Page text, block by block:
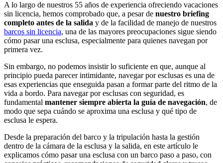
A lo largo de nuestros 55 años de experiencia ofreciendo vacaciones
sin licencia, hemos comprobado que, a pesar de nuestro briefing
completo antes de la salida y de la facilidad de manejo de nuestros
barcos sin licencia, una de las mayores preocupaciones sigue siendo
cómo pasar una esclusa, especialmente para quienes navegan por
primera vez.
Sin embargo, no podemos insistir lo suficiente en que, aunque al
principio pueda parecer intimidante, navegar por esclusas es una de
esas experiencias que enseguida pasan a formar parte del ritmo de la
vida a bordo. Para navegar por esclusas con seguridad, es
fundamental mantener siempre abierta la guía de navegación, de
modo que sepa cuándo se aproxima una esclusa y qué tipo de
esclusa le espera.
Desde la preparación del barco y la tripulación hasta la gestión
dentro de la cámara de la esclusa y la salida, en este artículo le
explicamos cómo pasar una esclusa con un barco paso a paso, con